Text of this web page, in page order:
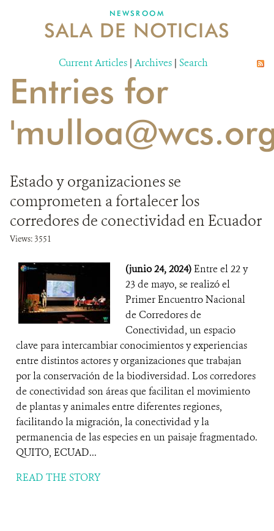
MECANISMO DE ATENCIÓN DE QUEJAS Y RECLAMOS
DONA
NEWSROOM
SALA DE NOTICIAS
Current Articles | Archives | Search
Entries for
Estado y organizaciones se
comprometen a fortalecer los
corredores de conectividad en Ecuador
Views: 3551
(junio 24, 2024)Entre el 22 y
23 de mayo, se realizó el
Primer Encuentro Nacional
de Corredores de
Conectividad, un espacio
clave para intercambiar conocimientos y experiencias
entre distintos actores y organizaciones que trabajan
por la conservación de la biodiversidad. Los corredores
de conectividad son áreas que facilitan el movimiento
de plantas y animales entre diferentes regiones,
facilitando la migración, la conectividad y la
permanencia de las especies en un paisaje fragmentado.
QUITO, ECUAD...
READ THE STORY